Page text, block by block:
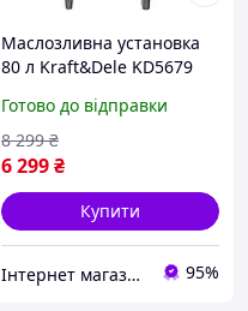
Маслозливна установка
80 л Kraft&Dele KD5679
масла для СТО
Готово до відправки
6 299₴
8 299 ₴
Купити
Інтернет магазин 🛠 Men’s Tool 95%